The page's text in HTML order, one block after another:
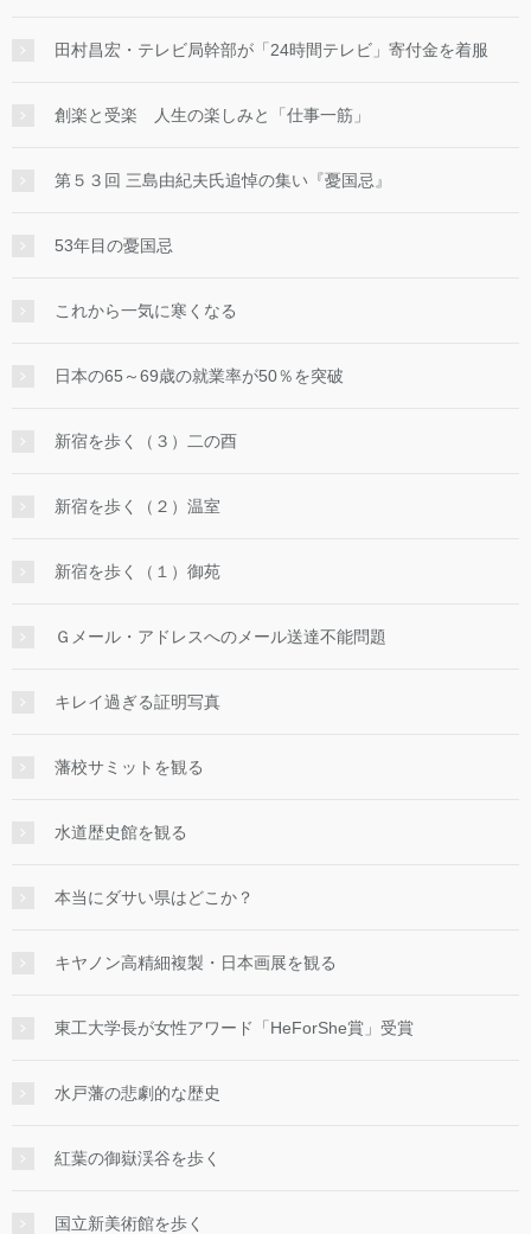
田村昌宏・テレビ局幹部が「24時間テレビ」寄付金を着服
創楽と受楽 人生の楽しみと「仕事一筋」
第５３回 三島由紀夫氏追悼の集い『憂国忌』
53年目の憂国忌
これから一気に寒くなる
日本の65～69歳の就業率が50％を突破
新宿を歩く（３）二の酉
新宿を歩く（２）温室
新宿を歩く（１）御苑
Ｇメール・アドレスへのメール送達不能問題
キレイ過ぎる証明写真
藩校サミットを観る
水道歴史館を観る
本当にダサい県はどこか？
キヤノン高精細複製・日本画展を観る
東工大学長が女性アワード「HeForShe賞」受賞
水戸藩の悲劇的な歴史
紅葉の御嶽渓谷を歩く
国立新美術館を歩く